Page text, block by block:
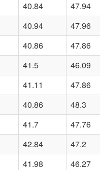
40.84 47.94
40.94 47.96
40.86 47.86
41.5 46.09
41.11 47.86
40.86 48.3
41.7 47.76
42.84 47.2
41.98 46.27